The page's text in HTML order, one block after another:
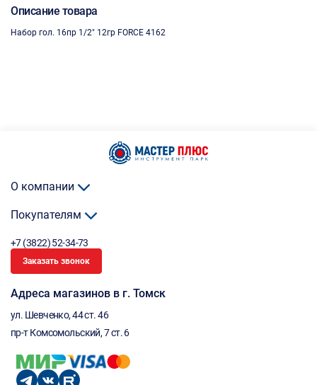
Описание товара
Набор гол. 16пр 1/2" 12гр FORCE 4162
О компании
Покупателям
+7 (3822) 52-34-73
Заказать звонок
Адреса магазинов в г. Томск
ул. Шевченко, 44 ст. 46
пр-т Комсомольский, 7 ст. 6